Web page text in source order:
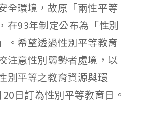
全環境，故原「兩性平等
在93年制定公布為「性別
。希望透過性別平等教育
注意性別弱勢者處境，以
別平等之教育資源與環
日訂為性別平等教育日。